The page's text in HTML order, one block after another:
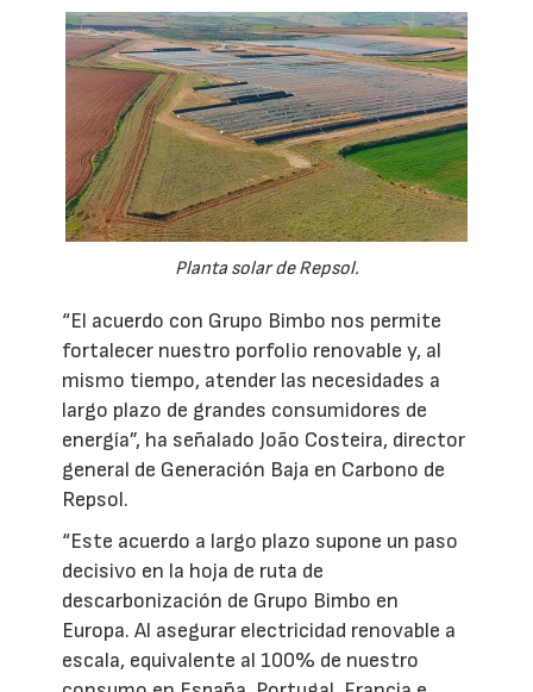
Planta solar de Repsol.
“El acuerdo con Grupo Bimbo nos permite
fortalecer nuestro porfolio renovable y, al
mismo tiempo, atender las necesidades a
largo plazo de grandes consumidores de
energía”, ha señalado João Costeira, director
general de Generación Baja en Carbono de
Repsol.
“Este acuerdo a largo plazo supone un paso
decisivo en la hoja de ruta de
descarbonización de Grupo Bimbo en
Europa. Al asegurar electricidad renovable a
escala, equivalente al 100% de nuestro